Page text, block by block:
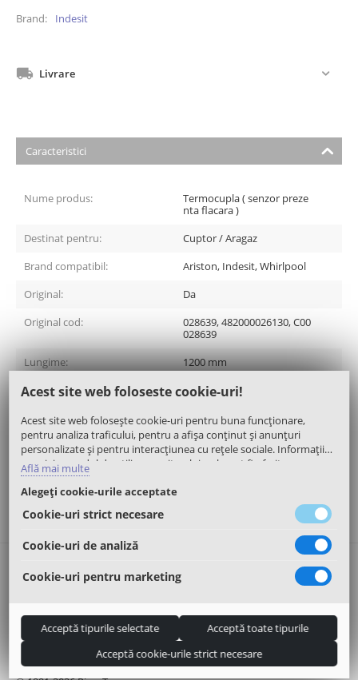
Brand Indesit
Livrare
Caracteristici
Nume produs:
Termocupla ( senzor preze
nta flacara )
Destinat pentru:
Cuptor / Aragaz
Brand compatibil:
Ariston, Indesit, Whirlpool
Original:
Da
Original cod:
028639, 482000026130, C00
028639
Lungime:
1200 mm
Brand:
Indesit
Descriere
Review-uri
Contact
Contul meu
Acest site web foloseste cookie-uri!
Acest site web folosește cookie-uri pentru buna funcționare,
pentru analiza traficului, pentru a afișa conținut și anunțuri
personalizate și pentru interacțiunea cu rețele sociale. Informații
cu privire modul de utilizare a site-ului web, pot fi oferite
partenerilor noștri de publicitate, de analiză trafic, sau de tipul
rețelelor sociale. Aceștia le pot asocia și cu alte informații oferite de
dumneavoastră sau culese în urma folosirii serviciilor proprii.
Află mai multe
Alegeți cookie-urile acceptate
Cookie-uri strict necesare
Cookie-uri de analiză
Cookie-uri pentru marketing
Acceptă cookie-urile strict necesare
Acceptă tipurile selectate Acceptă toate tipurile